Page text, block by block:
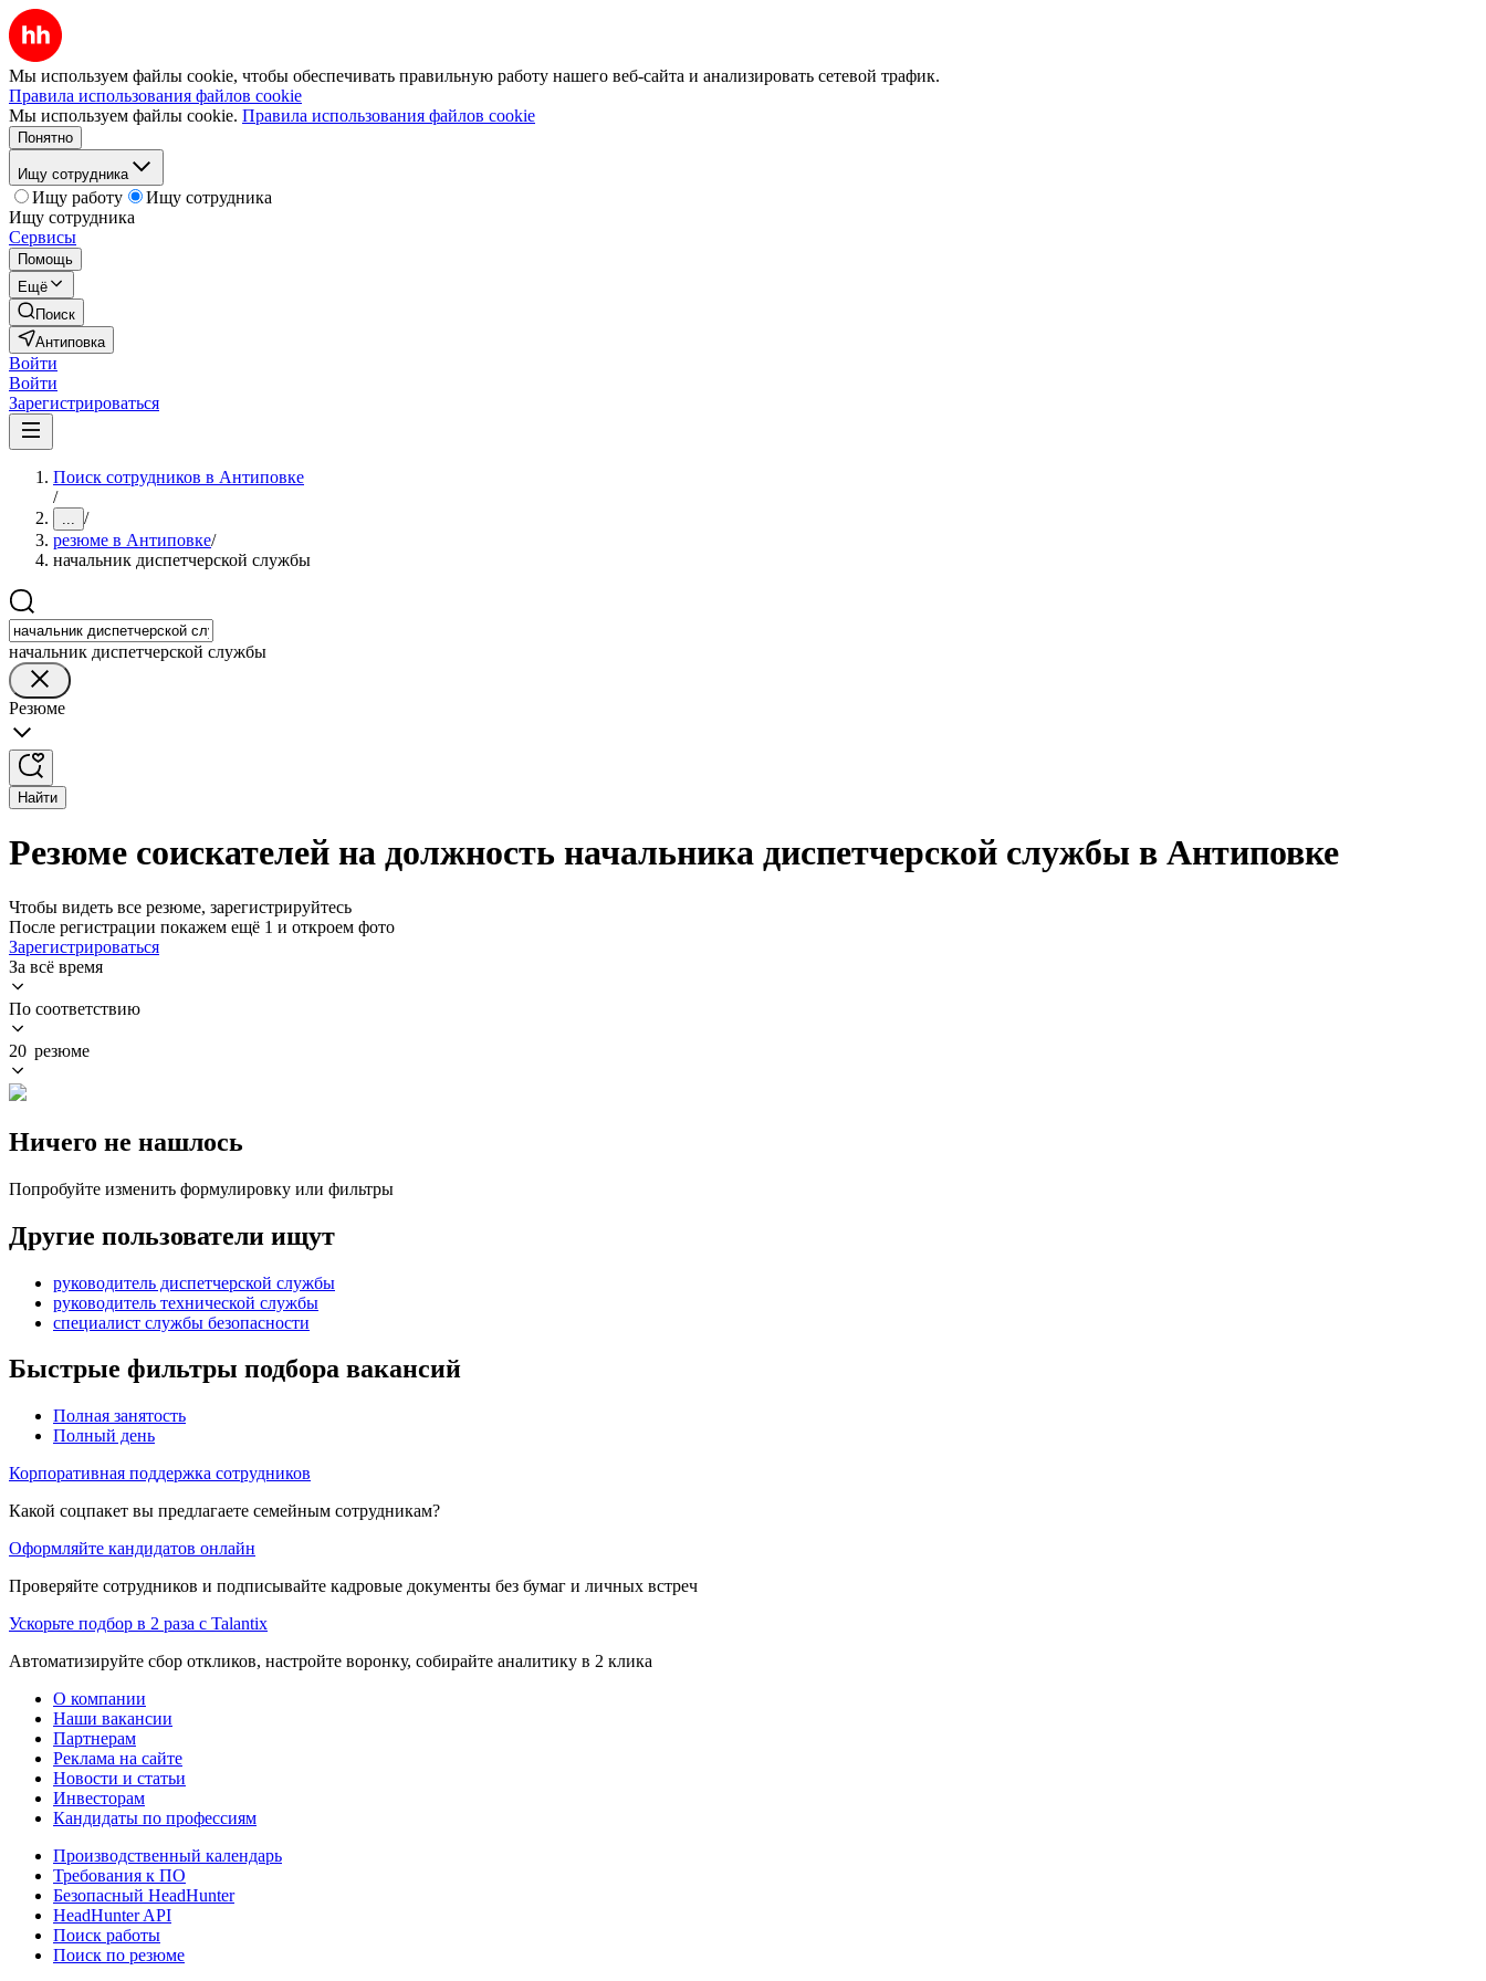
Мы используем файлы cookie, чтобы обеспечивать правильную работу нашего веб-сайта и анализировать сетевой трафик.
Правила использования файлов cookie
Мы используем файлы cookie. Правила использования файлов cookie
Понятно
Ищу сотрудника
Ищу работу
Ищу сотрудника
Ищу сотрудника
Сервисы
Помощь
Ещё
Поиск
Антиповка
Войти
Войти
Зарегистрироваться
Поиск сотрудников в Антиповке
/
... /
резюме в Антиповке/
начальник диспетчерской службы
начальник диспетчерской службы
Резюме
Найти
Резюме соискателей на должность начальника диспетчерской службы в Антиповке
Чтобы видеть все резюме, зарегистрируйтесь
После регистрации покажем ещё 1 и откроем фото
Зарегистрироваться
За всё время
По соответствию
20 резюме
Ничего не нашлось
Попробуйте изменить формулировку или фильтры
Другие пользователи ищут
руководитель диспетчерской службы
руководитель технической службы
специалист службы безопасности
Быстрые фильтры подбора вакансий
Полная занятость
Полный день
Корпоративная поддержка сотрудников
Какой соцпакет вы предлагаете семейным сотрудникам?
Оформляйте кандидатов онлайн
Проверяйте сотрудников и подписывайте кадровые документы без бумаг и личных встреч
Ускорьте подбор в 2 раза с Talantix
Автоматизируйте сбор откликов, настройте воронку, собирайте аналитику в 2 клика
О компании
Наши вакансии
Партнерам
Реклама на сайте
Новости и статьи
Инвесторам
Кандидаты по профессиям
Производственный календарь
Требования к ПО
Безопасный HeadHunter
HeadHunter API
Поиск работы
Поиск по резюме